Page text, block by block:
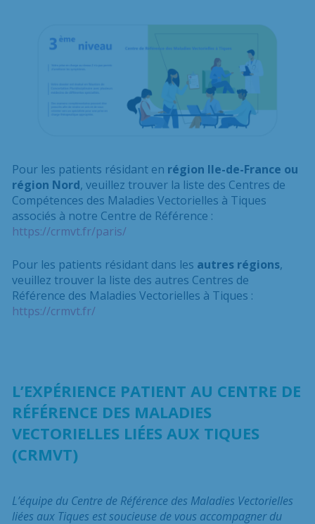
Pour les patients résidant en région Ile-de-France ou
région Nord, veuillez trouver la liste des Centres de
Compétences des Maladies Vectorielles à Tiques
associés à notre Centre de Référence :
https://crmvt.fr/paris/
Pour les patients résidant dans les autres régions,
veuillez trouver la liste des autres Centres de
Référence des Maladies Vectorielles à Tiques :
https://crmvt.fr/
L’EXPÉRIENCE PATIENT AU CENTRE DE
RÉFÉRENCE DES MALADIES
VECTORIELLES LIÉES AUX TIQUES
(CRMVT)
L’équipe du Centre de Référence des Maladies Vectorielles
liées aux Tiques est soucieuse de vous accompagner du